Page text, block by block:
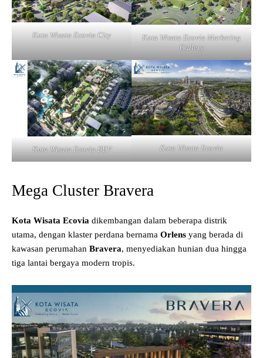
Kota Wisata Ecovia City
Kota Wisata Ecovia Marketing
Gallery
Kota Wisata Ecovia BEV Kota Wisata Ecovia
Mega Cluster Bravera
Kota Wisata Ecovia dikembangan dalam beberapa distrik
utama, dengan klaster perdana bernama Orlens yang berada di
kawasan perumahan Bravera, menyediakan hunian dua hingga
tiga lantai bergaya modern tropis.